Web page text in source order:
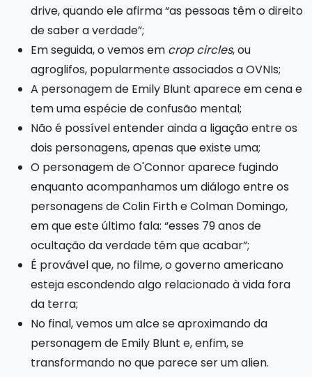
drive, quando ele afirma “as pessoas têm o direito
de saber a verdade”;
Em seguida, o vemos em crop circles, ou
agroglifos, popularmente associados a OVNIs;
A personagem de Emily Blunt aparece em cena e
tem uma espécie de confusão mental;
Não é possível entender ainda a ligação entre os
dois personagens, apenas que existe uma;
O personagem de O'Connor aparece fugindo
enquanto acompanhamos um diálogo entre os
personagens de Colin Firth e Colman Domingo,
em que este último fala: “esses 79 anos de
ocultação da verdade têm que acabar”;
É provável que, no filme, o governo americano
esteja escondendo algo relacionado à vida fora
da terra;
No final, vemos um alce se aproximando da
personagem de Emily Blunt e, enfim, se
transformando no que parece ser um alien.